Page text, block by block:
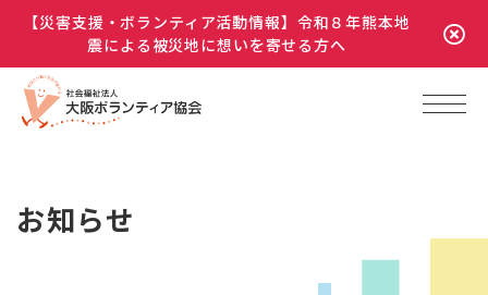
【災害支援・ボランティア活動情報】令和８年熊本地
震による被災地に想いを寄せる方へ
お知らせ